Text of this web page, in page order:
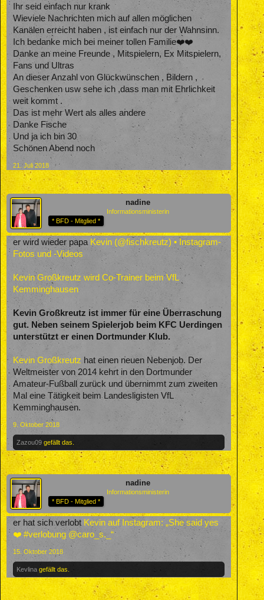
Ihr seid einfach nur krank
Wieviele Nachrichten mich auf allen möglichen
Kanälen erreicht haben , ist einfach nur der Wahnsinn.
Ich bedanke mich bei meiner tollen Familie❤️❤️
Danke an meine Freunde , Mitspielern, Ex Mitspielern,
Fans und Ultras
An dieser Anzahl von Glückwünschen , Bildern ,
Geschenken usw sehe ich ,dass man mit Ehrlichkeit
weit kommt .
Das ist mehr Wert als alles andere
Danke Fische
Und ja ich bin 30
Schönen Abend noch
21. Juli 2018
nadine
Informationsministerin
* BFD - Mitglied *
er wird wieder papa Kevin (@fischkreutz) • Instagram-
Fotos und -Videos
Kevin Großkreutz wird Co-Trainer beim VfL
Kemminghausen
Kevin Großkreutz ist immer für eine Überraschung
gut. Neben seinem Spielerjob beim KFC Uerdingen
unterstützt er einen Dortmunder Klub.
Kevin Großkreutz hat einen neuen Nebenjob. Der
Weltmeister von 2014 kehrt in den Dortmunder
Amateur-Fußball zurück und übernimmt zum zweiten
Mal eine Tätigkeit beim Landesligisten VfL
Kemminghausen.
9. Oktober 2018
Zazou09 gefällt das.
nadine
Informationsministerin
* BFD - Mitglied *
er hat sich verlobt Kevin auf Instagram: „She said yes
❤️ #verlobung @caro_s._“
15. Oktober 2018
Kevlina gefällt das.